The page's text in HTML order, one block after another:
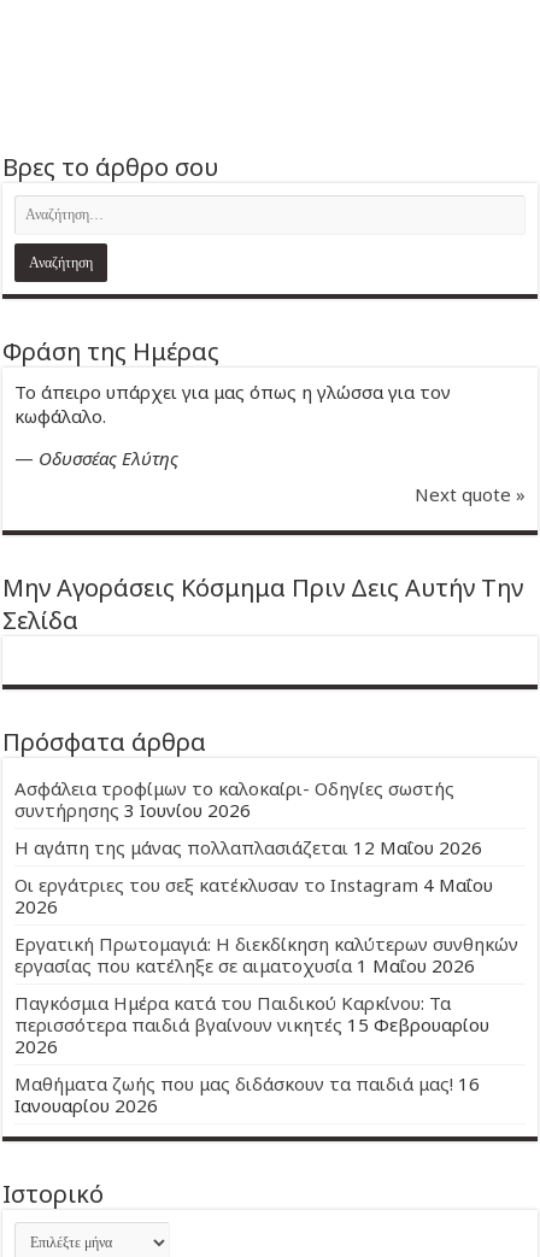
Βρες το άρθρο σου
Φράση της Ημέρας
Το άπειρο υπάρχει για μας όπως η γλώσσα για τον
κωφάλαλο.
— Οδυσσέας Ελύτης
Next quote »
Μην Αγοράσεις Κόσμημα Πριν Δεις Αυτήν Την
Σελίδα
Πρόσφατα άρθρα
Ασφάλεια τροφίμων το καλοκαίρι- Οδηγίες σωστής
συντήρησης 3 Ιουνίου 2026
Η αγάπη της μάνας πολλαπλασιάζεται 12 Μαΐου 2026
Οι εργάτριες του σεξ κατέκλυσαν το Instagram 4 Μαΐου
2026
Εργατική Πρωτομαγιά: Η διεκδίκηση καλύτερων συνθηκών
εργασίας που κατέληξε σε αιματοχυσία 1 Μαΐου 2026
Παγκόσμια Ημέρα κατά του Παιδικού Καρκίνου: Τα
περισσότερα παιδιά βγαίνουν νικητές 15 Φεβρουαρίου
2026
Μαθήματα ζωής που μας διδάσκουν τα παιδιά μας! 16
Ιανουαρίου 2026
Ιστορικό
Ιστορικό